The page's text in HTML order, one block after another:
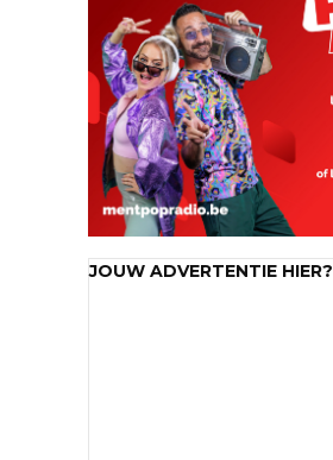
JOUW ADVERTENTIE HIER?